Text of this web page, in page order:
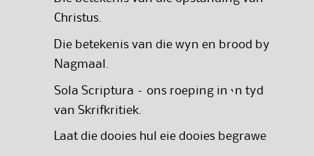
Christus.
Die betekenis van die wyn en brood by
Nagmaal.
Sola Scriptura – ons roeping in ‘n tyd
van Skrifkritiek.
Laat die dooies hul eie dooies begrawe